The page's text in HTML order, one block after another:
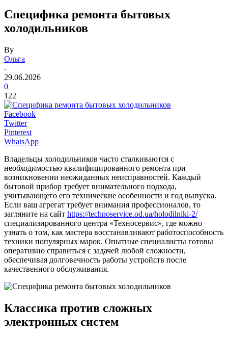
Специфика ремонта бытовых
холодильников
By
Ольга
-
29.06.2026
0
122
Facebook
Twitter
Pinterest
WhatsApp
Владельцы холодильников часто сталкиваются с
необходимостью квалифицированного ремонта при
возникновении неожиданных неисправностей. Каждый
бытовой прибор требует внимательного подхода,
учитывающего его технические особенности и год выпуска.
Если ваш агрегат требует внимания профессионалов, то
загляните на сайт https://technoservice.od.ua/holodilniki-2/
специализированного центра «Техносервис», где можно
узнать о том, как мастера восстанавливают работоспособность
техники популярных марок. Опытные специалисты готовы
оперативно справиться с задачей любой сложности,
обеспечивая долговечность работы устройств после
качественного обслуживания.
Классика против сложных
электронных систем